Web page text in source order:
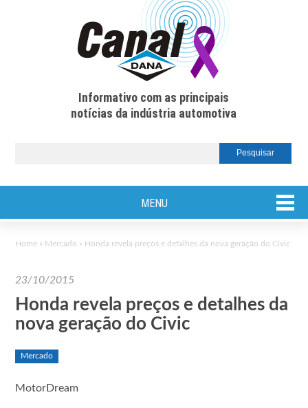
Informativo com as principais
notícias da indústria automotiva
MENU
Home » Mercado » Honda revela preços e detalhes da nova geração do Civic
23/10/2015
Honda revela preços e detalhes da
nova geração do Civic
Mercado
MotorDream